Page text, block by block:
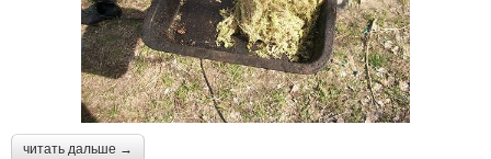
читать дальше →